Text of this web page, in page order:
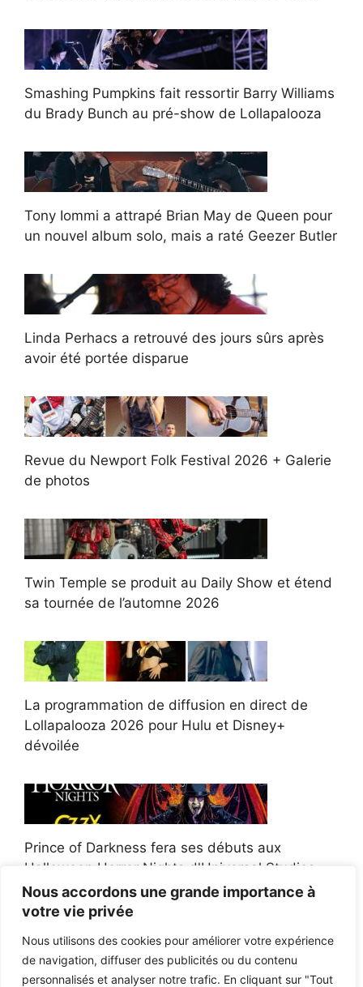
Nous accordons une grande importance à
votre vie privée
Nous utilisons des cookies pour améliorer votre expérience
de navigation, diffuser des publicités ou du contenu
personnalisés et analyser notre trafic. En cliquant sur "Tout
Smashing Pumpkins fait ressortir Barry Williams
du Brady Bunch au pré-show de Lollapalooza
Tony Iommi a attrapé Brian May de Queen pour
un nouvel album solo, mais a raté Geezer Butler
Linda Perhacs a retrouvé des jours sûrs après
avoir été portée disparue
Revue du Newport Folk Festival 2026 + Galerie
de photos
Twin Temple se produit au Daily Show et étend
sa tournée de l’automne 2026
La programmation de diffusion en direct de
Lollapalooza 2026 pour Hulu et Disney+
dévoilée
Prince of Darkness fera ses débuts aux
Halloween Horror Nights d'Universal Studios
Afroman poursuit un policier de l'Ohio après la